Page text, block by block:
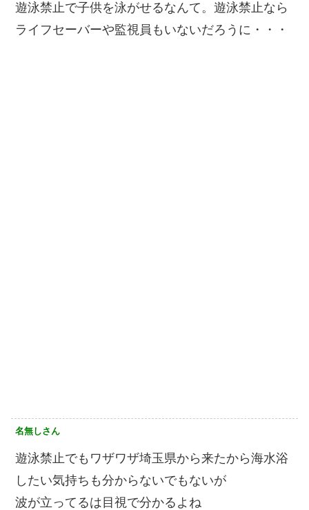
遊泳禁止で子供を泳がせるなんて。遊泳禁止なら
ライフセーバーや監視員もいないだろうに・・・
名無しさん
遊泳禁止でもワザワザ埼玉県から来たから海水浴
したい気持ちも分からないでもないが
波が立ってるは目視で分かるよね